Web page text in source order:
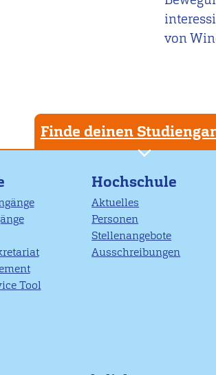
von
Finde deinen
Tool
Hochschule
Aktuelles
Personen
Stellenangebote
Ausschreibungen